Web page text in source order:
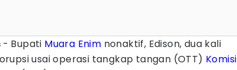
- Bupati Muara Enim nonaktif, Edison, dua kali
usai operasi tangkap tangan (OTT) Komisi